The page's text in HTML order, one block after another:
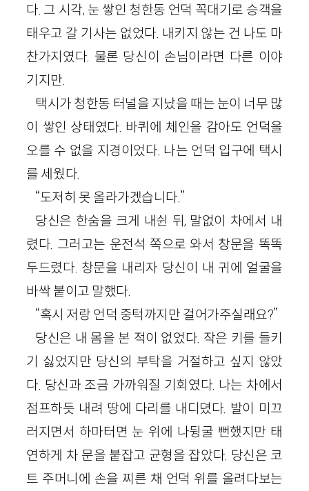
다. 그 시각, 눈 쌓인 청한동 언덕 꼭대기로 승객을
태우고 갈 기사는 없었다. 내키지 않는 건 나도 마
찬가지였다. 물론 당신이 손님이라면 다른 이야
기지만.
택시가 청한동 터널을 지났을 때는 눈이 너무 많
이 쌓인 상태였다. 바퀴에 체인을 감아도 언덕을
오를 수 없을 지경이었다. 나는 언덕 입구에 택시
를 세웠다.
“도저히 못 올라가겠습니다.”
당신은 한숨을 크게 내쉰 뒤, 말없이 차에서 내
렸다. 그러고는 운전석 쪽으로 와서 창문을 똑똑
두드렸다. 창문을 내리자 당신이 내 귀에 얼굴을
바싹 붙이고 말했다.
“혹시 저랑 언덕 중턱까지만 걸어가주실래요?”
당신은 내 몸을 본 적이 없었다. 작은 키를 들키
기 싫었지만 당신의 부탁을 거절하고 싶지 않았
다. 당신과 조금 가까워질 기회였다. 나는 차에서
점프하듯 내려 땅에 다리를 내디뎠다. 발이 미끄
러지면서 하마터면 눈 위에 나뒹굴 뻔했지만 태
연하게 차 문을 붙잡고 균형을 잡았다. 당신은 코
트 주머니에 손을 찌른 채 언덕 위를 올려다보는